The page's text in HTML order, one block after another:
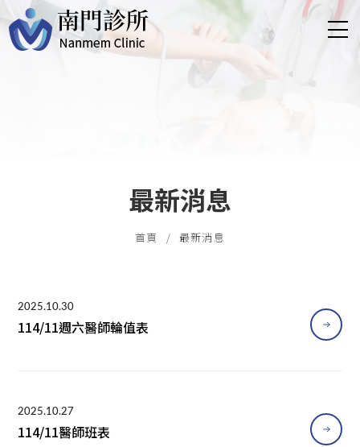
首頁 最新消息
最新消息
2025.10.30
114/11週六醫師輪值表
2025.10.27
114/11醫師班表